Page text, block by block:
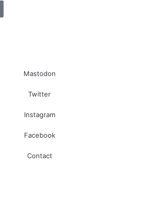
Mastodon
Twitter
Instagram
Facebook
Contact